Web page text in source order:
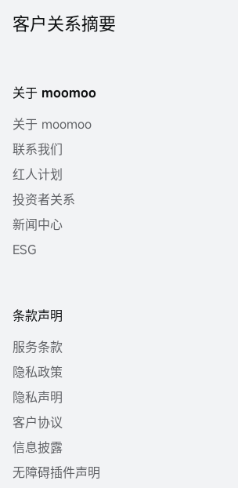
客户关系摘要
关于 moomoo
关于 moomoo
联系我们
红人计划
投资者关系
新闻中心
ESG
条款声明
服务条款
隐私政策
隐私声明
客户协议
信息披露
无障碍插件声明